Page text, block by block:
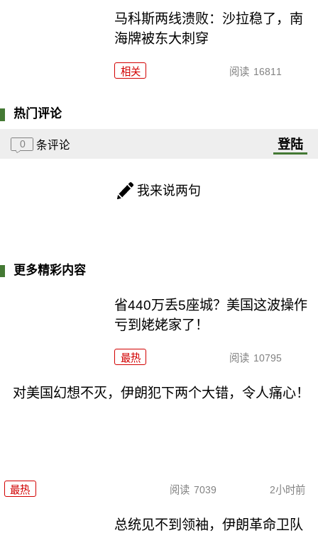
马科斯两线溃败：沙拉稳了，南
海牌被东大刺穿
相关 阅读 16811
热门评论
0 条评论 登陆
我来说两句
更多精彩内容
省440万丢5座城？美国这波操作
亏到姥姥家了！
最热 阅读 10795
对美国幻想不灭，伊朗犯下两个大错，令人痛心！
最热 阅读 7039 2小时前
总统见不到领袖，伊朗革命卫队